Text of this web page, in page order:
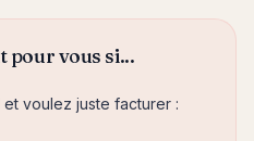
pour vous si...
et voulez juste facturer :